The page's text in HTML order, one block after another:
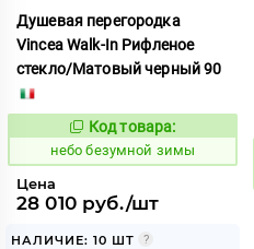
Душевая перегородка
Vincea Walk-In Рифленое
стекло/Матовый черный 90
Код:
1124157
Код товара:
небо безумной зимы
Цена
28 010 руб./шт
НАЛИЧИЕ: 10 ШТ